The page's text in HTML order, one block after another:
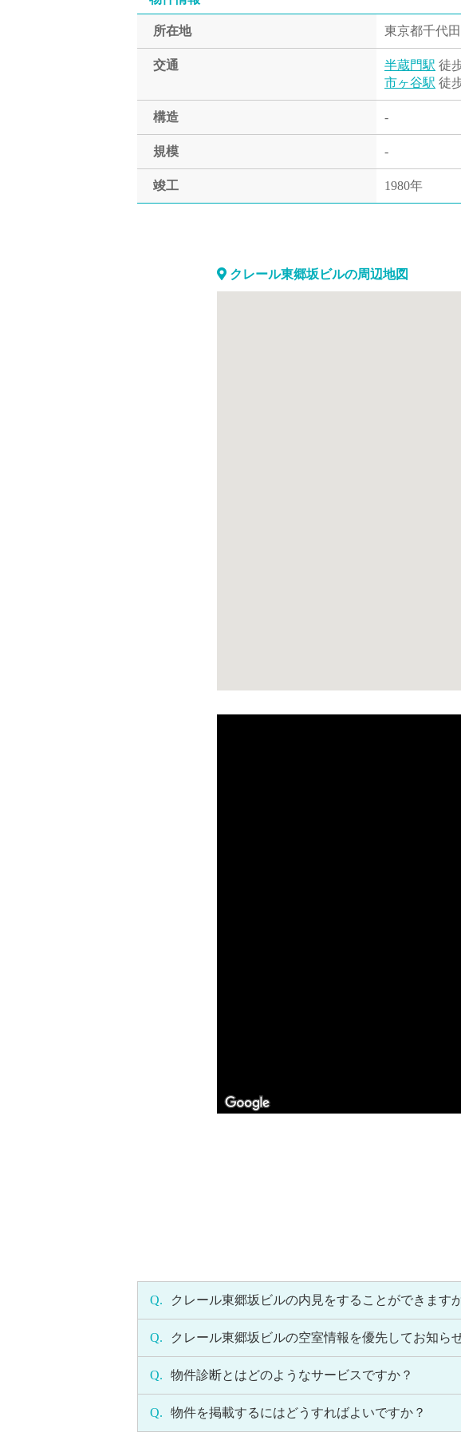
所在地 東京都千代
交通 半蔵門駅 徒
市ヶ谷駅 徒
構造 -
規模 -
竣工 1980年
クレール東郷坂ビルの周辺地図
Q. クレール東郷坂ビルの内見をすることができます
Q. クレール東郷坂ビルの空室情報を優先してお知ら
Q. 物件診断とはどのようなサービスですか？
Q. 物件を掲載するにはどうすればよいですか？